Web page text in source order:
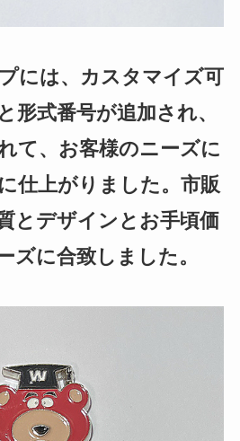
には、カスタマイズ可
形式番号が追加され、
て、お客様のニーズに
仕上がりました。市販
とデザインとお手頃価
ズに合致しました。